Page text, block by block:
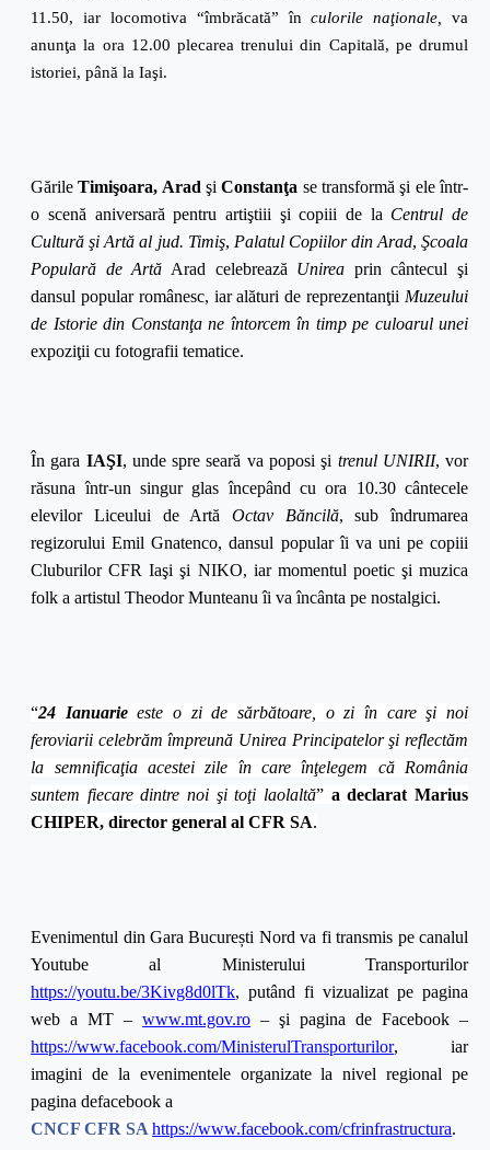
11.50, iar locomotiva “îmbrăcată” înculorile naţionale,va
anunţa la ora 12.00 plecarea trenului din Capitală, pe drumul
istoriei, până la Iaşi.
GărileTimişoara, Arad şiConstanţa se transformă şi ele într-
o scenă aniversară pentru artiştiii şi copiii de la Centrul de
Cultură şi Artă al jud. Timiş, Palatul Copiilor din Arad,Şcoala
Populară de Artă Arad celebrează Unirea prin cântecul şi
dansul popular românesc, iar alături de reprezentanţii Muzeului
de Istorie din Constanţa ne întorcem în timp pe culoarul unei
expoziţii cu fotografii tematice.
În gara IAŞI, unde spre seară va poposi şi trenul UNIRII, vor
răsuna într-un singur glas începând cu ora 10.30 cântecele
elevilor Liceului de Artă Octav Băncilă, sub îndrumarea
regizorului Emil Gnatenco, dansul popular îi va uni pe copiii
Cluburilor CFR Iaşi şi NIKO, iar momentul poetic şi muzica
folk a artistul Theodor Munteanu îi va încânta pe nostalgici.
“24 Ianuarieeste o zi de sărbătoare, o zi în care şi noi
feroviarii celebrăm împreună Unirea Principatelor şi reflectăm
la semnificaţia acestei zile în care înţelegem că România
suntem fiecare dintre noi şi toţi laolaltă” a declarat Marius
CHIPER, director general al CFR SA.
Evenimentul din Gara București Nord va fi transmis pe canalul
Youtube al Ministerului Transporturilor
https://youtu.be/3Kivg8d0lTk, putând fi vizualizat pe pagina
web a MT –www.mt.gov.ro – şi pagina de Facebook –
https://www.facebook.com/MinisterulTransporturilor, iar
imagini de la evenimentele organizate la nivel regional pe
pagina defacebook a
CNCF CFR SAhttps://www.facebook.com/cfrinfrastructura.